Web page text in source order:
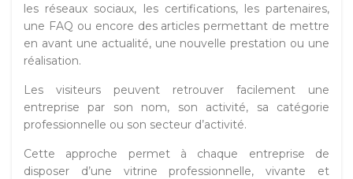
les réseaux sociaux, les certifications, les partenaires,
une FAQ ou encore des articles permettant de mettre
en avant une actualité, une nouvelle prestation ou une
réalisation.
Les visiteurs peuvent retrouver facilement une
entreprise par son nom, son activité, sa catégorie
professionnelle ou son secteur d’activité.
Cette approche permet à chaque entreprise de
disposer d’une vitrine professionnelle, vivante et